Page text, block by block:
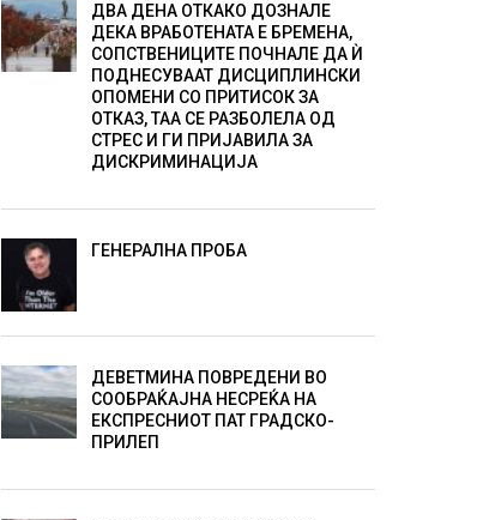
ДВА ДЕНА ОТКАКО ДОЗНАЛЕ
ДЕКА ВРАБОТЕНАТА Е БРЕМЕНА,
СОПСТВЕНИЦИТЕ ПОЧНАЛЕ ДА Ѝ
ПОДНЕСУВААТ ДИСЦИПЛИНСКИ
ОПОМЕНИ СО ПРИТИСОК ЗА
ОТКАЗ, ТАА СЕ РАЗБОЛЕЛА ОД
СТРЕС И ГИ ПРИЈАВИЛА ЗА
ДИСКРИМИНАЦИЈА
ГЕНЕРАЛНА ПРОБА
ДЕВЕТМИНА ПОВРЕДЕНИ ВО
СООБРАЌАЈНА НЕСРЕЌА НА
ЕКСПРЕСНИОТ ПАТ ГРАДСКО-
ПРИЛЕП